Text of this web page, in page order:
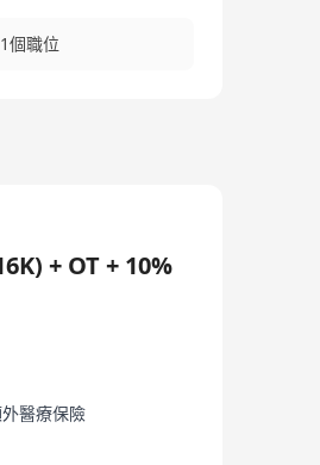
個職位
+ OT + 10%
醫療保險